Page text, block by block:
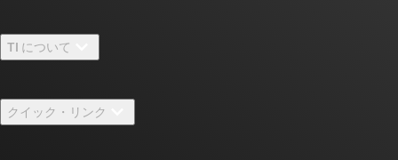
TI について
採用情報
クイック・リンク